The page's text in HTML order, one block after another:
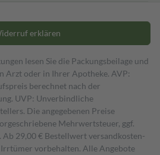
erklären
lesen Sie die Packungsbeilage und
Arzt oder in Ihrer Apotheke. AVP:
berechnet nach der
UVP: Unverbindliche
Die angegebenen Preise
Mehrwertsteuer, ggf.
Ab 29,00 € Bestell­wert versand­kosten­
vorbehalten. Alle Angebote